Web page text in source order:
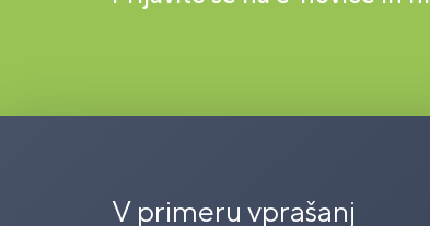
V primeru vprašanj